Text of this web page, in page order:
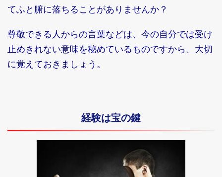
てふと腑に落ちることがありませんか？
尊敬できる人からの言葉などは、今の自分では受け
止めきれない意味を秘めているものですから、大切
に覚えておきましょう。
経験は宝の鍵